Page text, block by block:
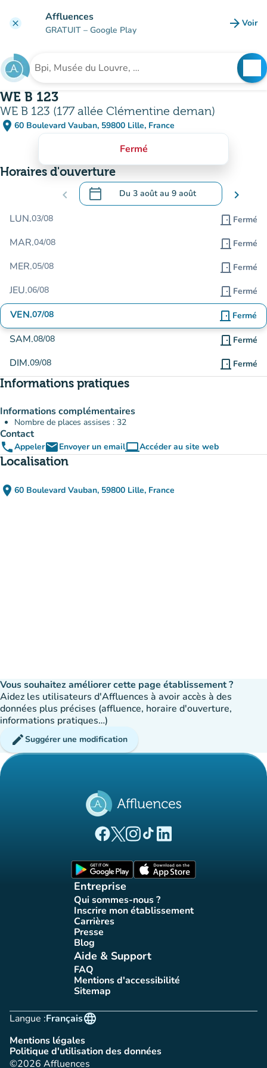
clear Affluences
GRATUIT – Google Play arrow_forward Voir
Rechercher un établissement
WE B 123
WE B 123 (177 allée Clémentine deman)
place 60 Boulevard Vauban, 59800 Lille, France
(ouvrir dans Google Maps)
(nouvel onglet)
Fermé
Horaires d'ouverture
chevron_left calendar_today Du 3 aoûtau 9 août
.Ouvrir le calendrier pour changer de
chevron_right
LUN.03/08 door_front Fermé
MAR.04/08 door_front Fermé
MER.05/08 door_front Fermé
JEU.06/08 door_front Fermé
VEN.07/08 door_front Fermé
SAM.08/08 door_front Fermé
DIM.09/08 door_front Fermé
Informations pratiques
Informations complémentaires
Nombre de places assises : 32
Contact
phoneAppeleremailEnvoyer un emailcomputerAccéder au site web
(nouvel onglet)
Localisation
place 60 Boulevard Vauban, 59800 Lille, France
(ouvrir dans Google Maps)
(nouvel onglet)
Vous souhaitez améliorer cette page établissement ?
Aidez les utilisateurs d'Affluences à avoir accès à des
données plus précises (affluence, horaire d'ouverture,
informations pratiques…)
editSuggérer une modification
(nouvel onglet)
(nouvel onglet)
(nouvel onglet)
(nouvel onglet)
(nouvel onglet)
Entreprise
Qui sommes-nous ?
(nouvel onglet)
Inscrire mon établissement
(nouvel onglet)
Carrières(nouvel onglet)
Presse(nouvel onglet)
Blog(nouvel onglet)
Aide & Support
FAQ(nouvel onglet)
Mentions d'accessibilité
(nouvel onglet)
Sitemap(nouvel onglet)
Langue :
language
Français
Mentions légales
(nouvel onglet)
Politique d'utilisation des données
(nouvel onglet)
©2026 Affluences